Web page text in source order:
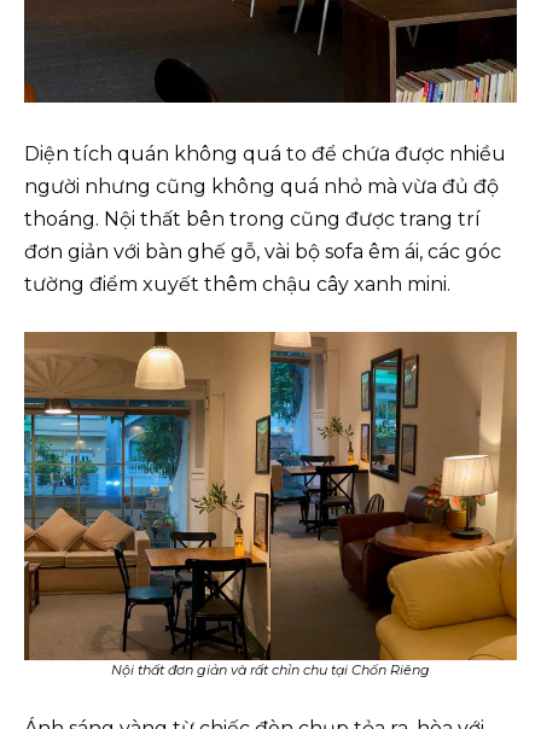
Diện tích quán không quá to để chứa được nhiều
người nhưng cũng không quá nhỏ mà vừa đủ độ
thoáng. Nội thất bên trong cũng được trang trí
đơn giản với bàn ghế gỗ, vài bộ sofa êm ái, các góc
tường điểm xuyết thêm chậu cây xanh mini.
Nội thất đơn giản và rất chỉn chu tại Chốn Riêng